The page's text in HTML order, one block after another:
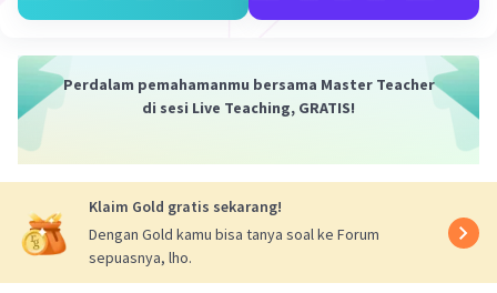
k memotong g
Apakah garis k juga memotong garis l? Jelaskan!
Garis k memotong garis g dan garis g sejajar dengan
garis l, sehingga garis k juga akan memotong garis l
Jadi, jawaban yang tepat adalah garis k juga memotong
garis l karena garis k memotong garis g yang sejajar
dengan garis l
Perdalam pemahamanmu bersama Master Teacher
di sesi Live Teaching, GRATIS!
Klaim Gold gratis sekarang!
Dengan Gold kamu bisa tanya soal ke Forum
sepuasnya, lho.